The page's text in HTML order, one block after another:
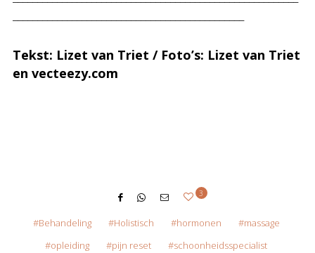
Tekst: Lizet van Triet / Foto’s: Lizet van Triet
en vecteezy.com
3
Behandeling Holistisch hormonen
massage
opleiding
pijn reset
schoonheidsspecialist